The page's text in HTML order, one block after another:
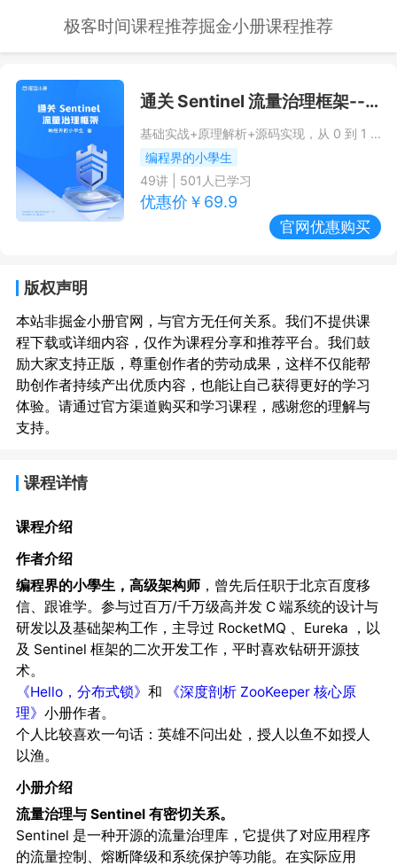
极客时间课程推荐掘金小册课程推荐
通关 Sentinel 流量治理框架--掘金小册课程推荐/优惠
基础实战+原理解析+源码实现，从 0 到 1 轻松掌握高并发海量数据下的流量治理
编程界的小學生
49讲 | 501 人已学习
优惠价￥ 69.9
官网优惠购买
版权声明
本站非掘金小册官网，与官方无任何关系。我们不提供课
程下载或详细内容，仅作为课程分享和推荐平台。我们鼓
励大家支持正版，尊重创作者的劳动成果，这样不仅能帮
助创作者持续产出优质内容，也能让自己获得更好的学习
体验。请通过官方渠道购买和学习课程，感谢您的理解与
支持。
课程详情
课程介绍
作者介绍
编程界的小學生，高级架构师，曾先后任职于北京百度移
信、跟谁学。参与过百万/千万级高并发 C 端系统的设计与
研发以及基础架构工作，主导过 RocketMQ 、Eureka ，以
及 Sentinel 框架的二次开发工作，平时喜欢钻研开源技
术。
《Hello，分布式锁》 和
《深度剖析 ZooKeeper 核心原
理》 小册作者。
个人比较喜欢一句话：英雄不问出处，授人以鱼不如授人
以渔。
小册介绍
流量治理与 Sentinel 有密切关系。
Sentinel 是一种开源的流量治理库，它提供了对应用程序
的流量控制、熔断降级和系统保护等功能。在实际应用